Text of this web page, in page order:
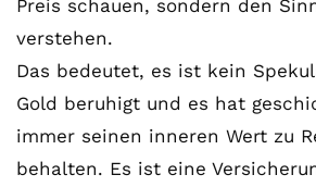
Preis schauen, sondern den
verstehen.
Das bedeutet, es ist kein
Gold beruhigt und es hat
immer seinen inneren Wert zu
behalten. Es ist eine